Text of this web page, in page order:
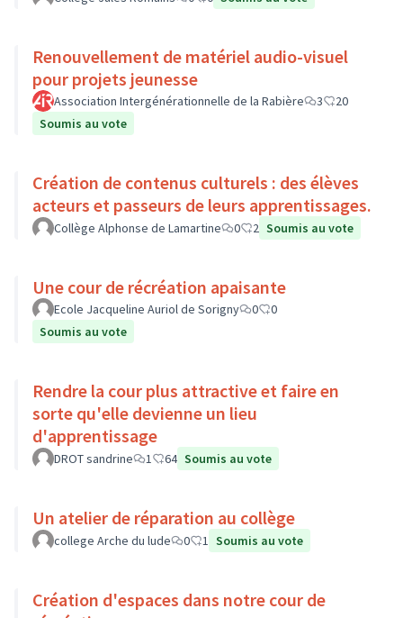
Renouvellement de matériel audio-visuel
pour projets jeunesse
Association Intergénérationnelle de la Rabière 3
20
Soumis au vote
Création de contenus culturels : des élèves
acteurs et passeurs de leurs apprentissages.
Collège Alphonse de Lamartine 0 2 Soumis au vote
Une cour de récréation apaisante
Ecole Jacqueline Auriol de Sorigny 0
0
Soumis au vote
Rendre la cour plus attractive et faire en
sorte qu'elle devienne un lieu
d'apprentissage
DROT sandrine 1 64 Soumis au vote
Un atelier de réparation au collège
college Arche du lude 0 1 Soumis au vote
Création d'espaces dans notre cour de